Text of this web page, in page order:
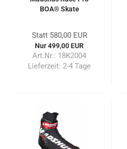
BOA® Skate
Statt 580,00 EUR
Nur 499,00 EUR
Art.Nr.: 18K2004
Lieferzeit: 2-4 Tage